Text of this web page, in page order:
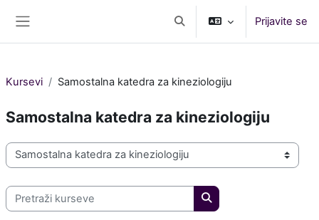
Toggle search inputPrijavite se
Kursevi Samostalna katedra za kineziologiju
Samostalna katedra za kineziologiju
Kategorije kurseva
Pretraži kurseve
Pretraži kurseve